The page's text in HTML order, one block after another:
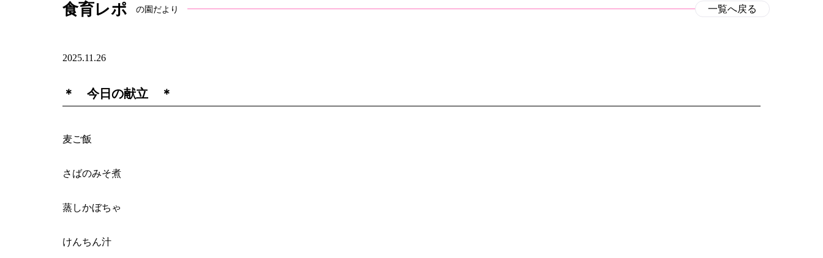
食育レポ の園だより 一覧へ戻る
2025.11.26
＊ 今日の献立 ＊
麦ご飯
さばのみそ煮
蒸しかぼちゃ
けんちん汁